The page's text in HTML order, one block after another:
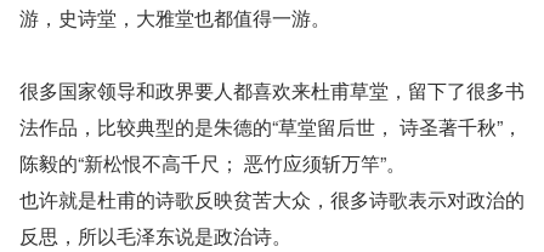
游，史诗堂，大雅堂也都值得一游。
很多国家领导和政界要人都喜欢来杜甫草堂，留下了很多书
法作品，比较典型的是朱德的“草堂留后世， 诗圣著千秋”，
陈毅的“新松恨不高千尺； 恶竹应须斩万竿”。
也许就是杜甫的诗歌反映贫苦大众，很多诗歌表示对政治的
反思，所以毛泽东说是政治诗。